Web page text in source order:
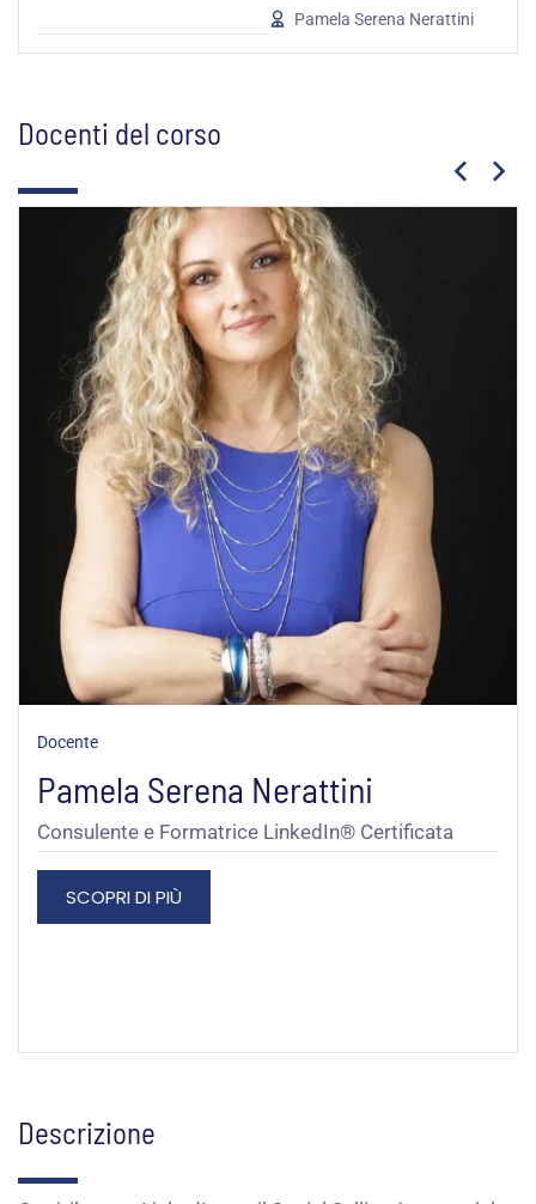
Pamela Serena Nerattini
Docenti del corso
Docente
Pamela Serena Nerattini
Consulente e Formatrice LinkedIn® Certificata
SCOPRI DI PIÙ
Descrizione